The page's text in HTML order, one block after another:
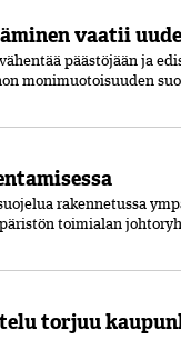
vaatii
päästöjään ja
monimuotoisuuden
rakennetussa
toimialan
torjuu